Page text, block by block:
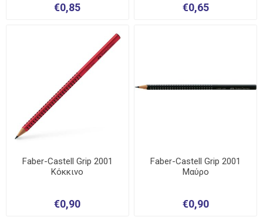
€0,85 €0,65
Faber-Castell Grip 2001
Κόκκινο
€0,90
Faber-Castell Grip 2001
Μαύρο
€0,90